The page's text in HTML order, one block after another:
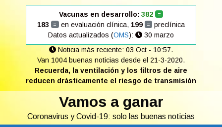
Vacunas en desarrollo: 382 =
183 = en evaluación clínica, 199 = preclínica
Datos actualizados (OMS):
30 marzo
Noticia más reciente: 03 Oct - 10:57.
Van 1004 buenas noticias desde el 21-3-2020.
Recuerda, la ventilación y los filtros de aire
reducen drásticamente el riesgo de transmisión
Vamos a ganar
Coronavirus y Covid-19: solo las buenas noticias